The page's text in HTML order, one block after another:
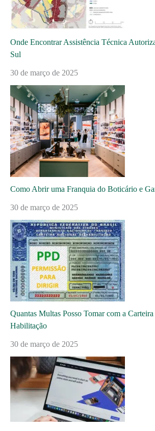
Onde Encontrar Assistência Técnica
Sul
30 de março de 2025
Como Abrir uma Franquia do Boticário e
30 de março de 2025
Quantas Multas Posso Tomar com a
Habilitação
30 de março de 2025